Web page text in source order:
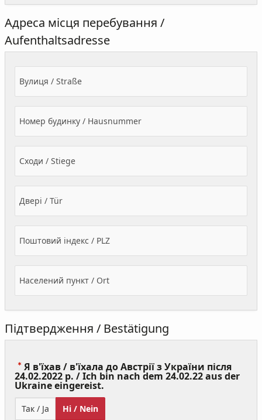
Адреса місця перебування /
Aufenthaltsadresse
Вулиця / Straße
Номер будинку / Hausnummer
Сходи / Stiege
Двері / Tür
Поштовий індекс / PLZ
Населений пункт / Ort
Підтвердження / Bestätigung
Я в'їхав / в'їхала до Австрії з України після
24.02.2022 р. / Ich bin nach dem 24.02.22 aus der
Ukraine eingereist.
Required)
Так / Ja Ні / Nein